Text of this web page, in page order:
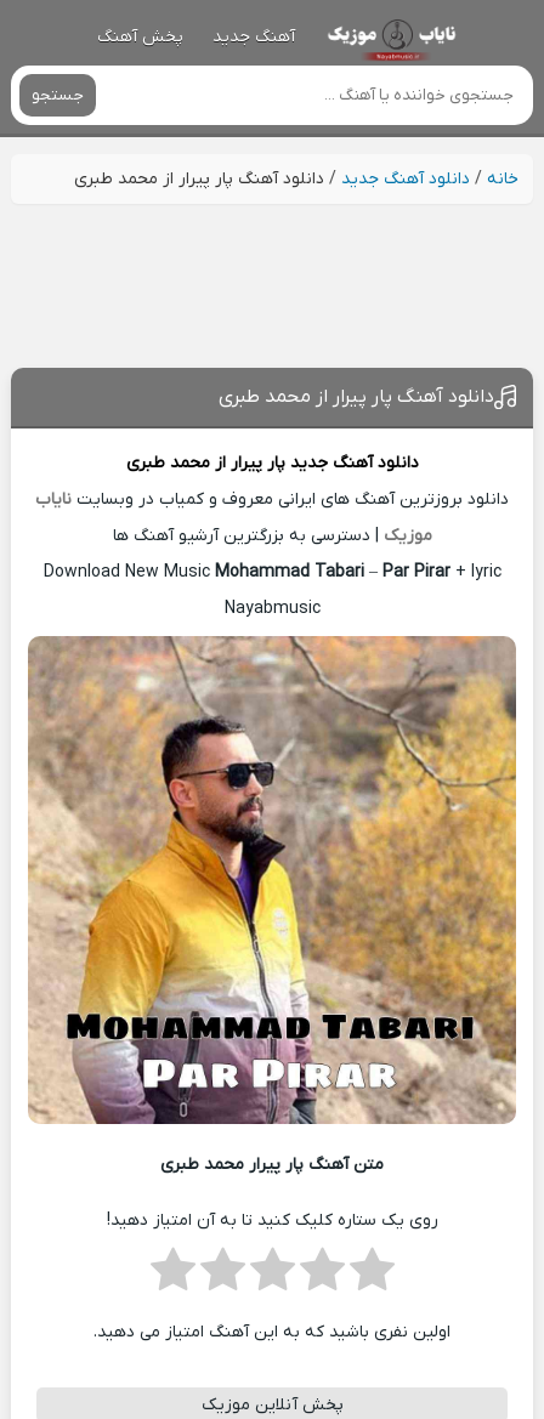
آهنگ جدید پخش آهنگ
جستجو
خانه/ دانلود آهنگ جدید / دانلود آهنگ پار پیرار از محمد طبری
دانلود آهنگ پار پیرار از محمد طبری
دانلود آهنگ جدید پار پیرار ازمحمد طبری
دانلود بروزترین آهنگ های ایرانی معروف و کمیاب در وبسایت نایاب
موزیک | دسترسی به بزرگترین آرشیو آهنگ ها
Download New Music Mohammad Tabari– Par Pirar+ lyric
Nayabmusic
متن آهنگ پار پیرار محمد طبری
روی یک ستاره کلیک کنید تا به آن امتیاز دهید!
اولین نفری باشید که به این آهنگ امتیاز می دهید.
پخش آنلاین موزیک